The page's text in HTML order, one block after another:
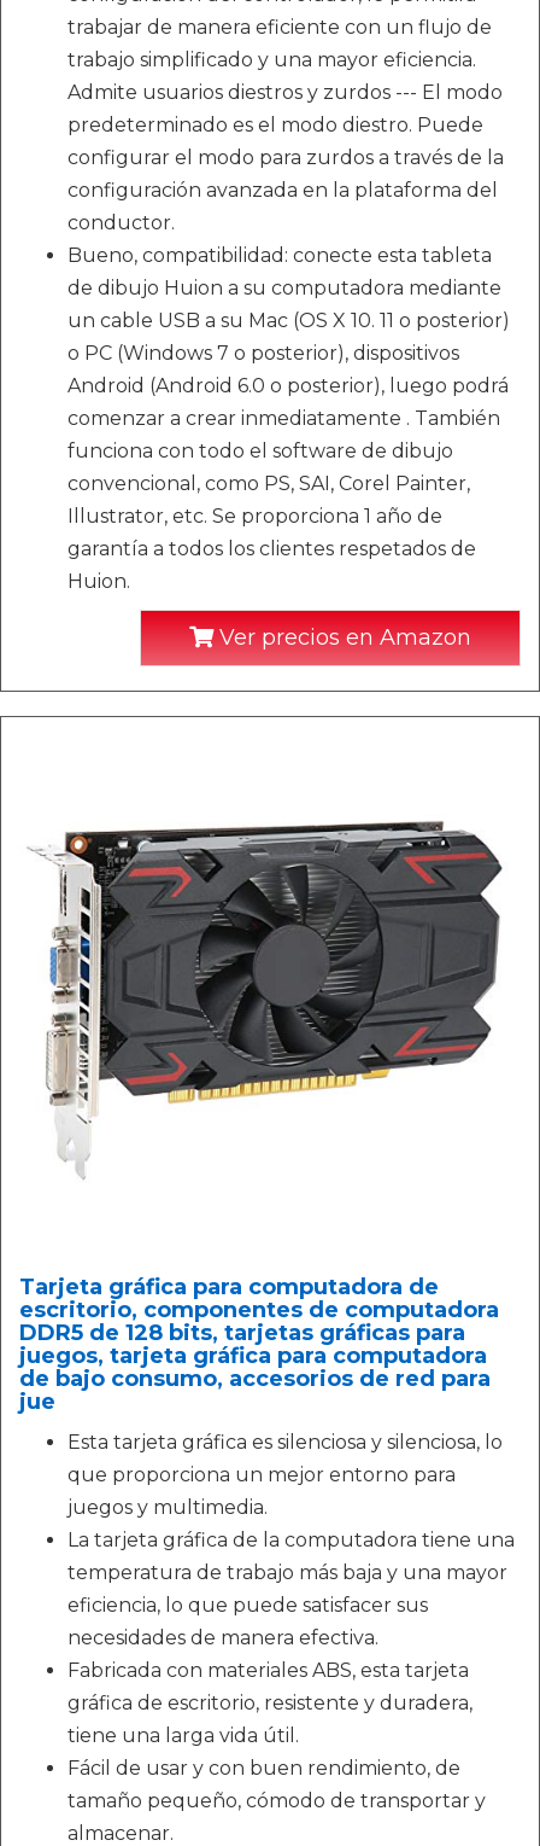
trabajar de manera eficiente con un flujo de
trabajo simplificado y una mayor eficiencia.
Admite usuarios diestros y zurdos --- El modo
predeterminado es el modo diestro. Puede
configurar el modo para zurdos a través de la
configuración avanzada en la plataforma del
conductor.
Bueno, compatibilidad: conecte esta tableta
de dibujo Huion a su computadora mediante
un cable USB a su Mac (OS X 10. 11 o posterior)
o PC (Windows 7 o posterior), dispositivos
Android (Android 6.0 o posterior), luego podrá
comenzar a crear inmediatamente . También
funciona con todo el software de dibujo
convencional, como PS, SAI, Corel Painter,
Illustrator, etc. Se proporciona 1 año de
garantía a todos los clientes respetados de
Huion.
Ver precios en Amazon
Tarjeta gráfica para computadora de
escritorio, componentes de computadora
DDR5 de 128 bits, tarjetas gráficas para
juegos, tarjeta gráfica para computadora
de bajo consumo, accesorios de red para
jue
Esta tarjeta gráfica es silenciosa y silenciosa, lo
que proporciona un mejor entorno para
juegos y multimedia.
La tarjeta gráfica de la computadora tiene una
temperatura de trabajo más baja y una mayor
eficiencia, lo que puede satisfacer sus
necesidades de manera efectiva.
Fabricada con materiales ABS, esta tarjeta
gráfica de escritorio, resistente y duradera,
tiene una larga vida útil.
Fácil de usar y con buen rendimiento, de
tamaño pequeño, cómodo de transportar y
almacenar.